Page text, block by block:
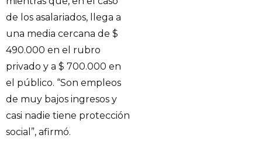
de los asalariados, llega a
una media cercana de $
490.000 en el rubro
privado y a $ 700.000 en
el público. “Son empleos
de muy bajos ingresos y
casi nadie tiene protección
social”, afirmó.